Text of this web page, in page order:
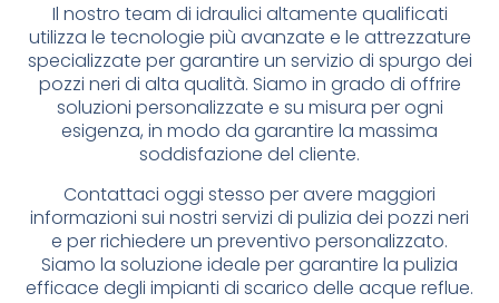
Il nostro team di idraulici altamente qualificati
utilizza le tecnologie più avanzate e le attrezzature
specializzate per garantire un servizio di spurgo dei
pozzi neri di alta qualità. Siamo in grado di offrire
soluzioni personalizzate e su misura per ogni
esigenza, in modo da garantire la massima
soddisfazione del cliente.
Contattaci oggi stesso per avere maggiori
informazioni sui nostri servizi di pulizia dei pozzi neri
e per richiedere un preventivo personalizzato.
Siamo la soluzione ideale per garantire la pulizia
efficace degli impianti di scarico delle acque reflue.